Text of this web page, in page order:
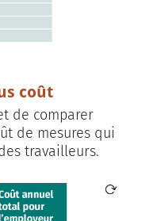
coût
de comparer
de mesures qui
travailleurs.